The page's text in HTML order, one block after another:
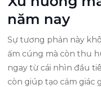
năm nay
Sự tương phản này
ấm cúng mà còn thu
ngay từ cái nhìn đầu
còn giúp tạo cảm giác